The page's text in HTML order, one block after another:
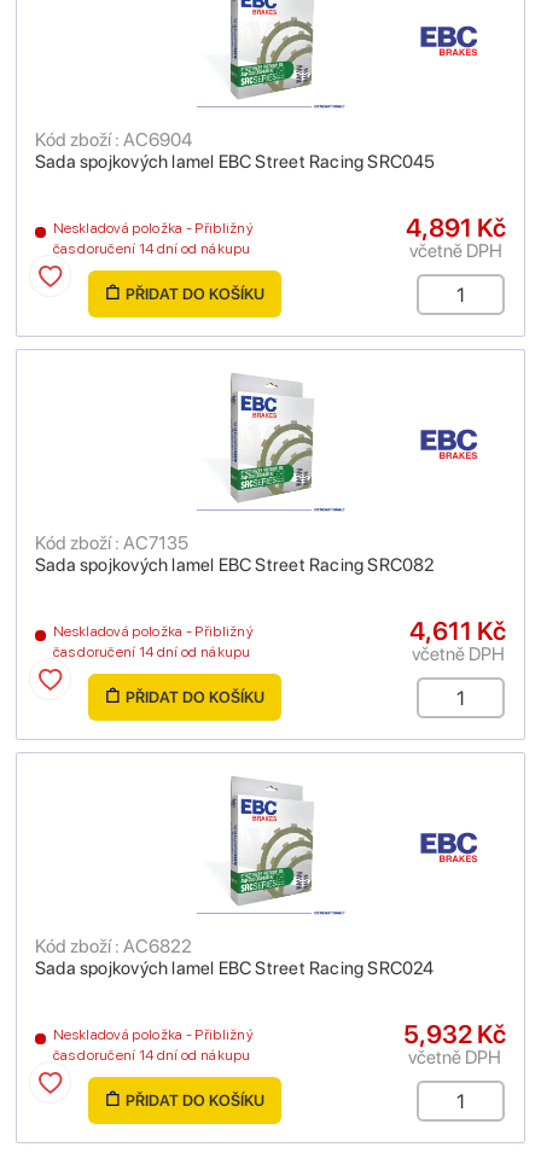
Sada spojkových lamel EBC Street Racing SRC045
Kód zboží : AC6904
Neskladová položka - Přibližný
čas doručení 14 dní od nákupu
4,891 Kč
včetně DPH
PŘIDAT DO KOŠÍKU
Sada spojkových lamel EBC Street Racing SRC082
Kód zboží : AC7135
Neskladová položka - Přibližný
čas doručení 14 dní od nákupu
4,611 Kč
včetně DPH
PŘIDAT DO KOŠÍKU
Sada spojkových lamel EBC Street Racing SRC024
Kód zboží : AC6822
Neskladová položka - Přibližný
čas doručení 14 dní od nákupu
5,932 Kč
včetně DPH
PŘIDAT DO KOŠÍKU